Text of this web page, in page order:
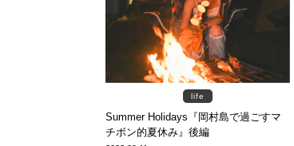
life
Summer Holidays『岡村島で過ごすマ
チボン的夏休み』後編